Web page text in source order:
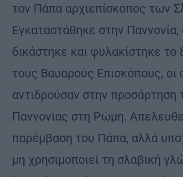
τον Πάπα αρχιεπίσκοπος των
Εγκαταστάθηκε στην Παννονία,
δικάστηκε και φυλακίστηκε
τους Βαυαρούς Επισκόπους, οι
αντιδρούσαν στην προσάρτηση
Παννονίας στη Ρώμη.
παρέμβαση του Πάπα, αλλά
μη χρησιμοποιεί τη σλαβική